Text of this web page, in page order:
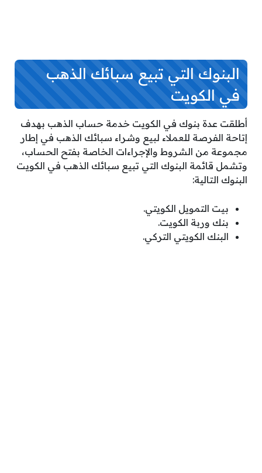
البنوك التي تبيع سبائك الذهب
في الكويت
أطلقت عدة بنوك في الكويت خدمة حساب الذهب بهدف
إتاحة الفرصة للعملاء لبيع وشراء سبائك الذهب في إطار
مجموعة من الشروط والإجراءات الخاصة بفتح الحساب،
وتشمل قائمة البنوك التي تبيع سبائك الذهب في الكويت
البنوك التالية:
بيت التمويل الكويتي.
بنك وربة الكويت.
البنك الكويتي التركي.